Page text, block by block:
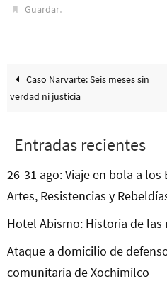
Guardar.
Caso Narvarte: Seis meses sin
verdad ni justicia
Entradas recientes
26-31 ago: Viaje en bola a
Artes, Resistencias y
Hotel Abismo: Historia de las
Ataque a domicilio de
comunitaria de Xochimilco